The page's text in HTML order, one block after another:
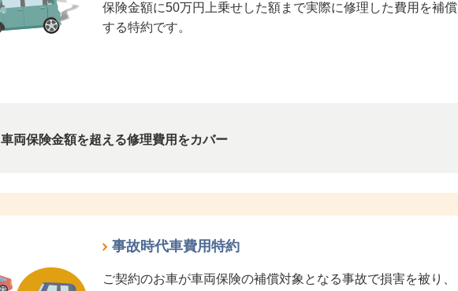
保険金額に50万円上乗せした額まで実際に修理した費用を補償
する特約です。
車両保険金額を超える修理費用をカバー
事故時代車費用特約
ご契約のお車が車両保険の補償対象となる事故で損害を被り、